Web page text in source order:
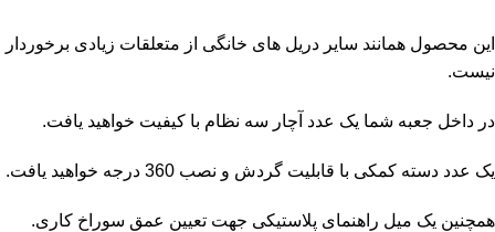
این محصول همانند سایر دریل های خانگی از متعلقات زیادی برخوردار
نیست.
در داخل جعبه شما یک عدد آچار سه نظام با کیفیت خواهید یافت.
یک عدد دسته کمکی با قابلیت گردش و نصب 360 درجه خواهید یافت.
همچنین یک میل راهنمای پلاستیکی جهت تعیین عمق سوراخ کاری.